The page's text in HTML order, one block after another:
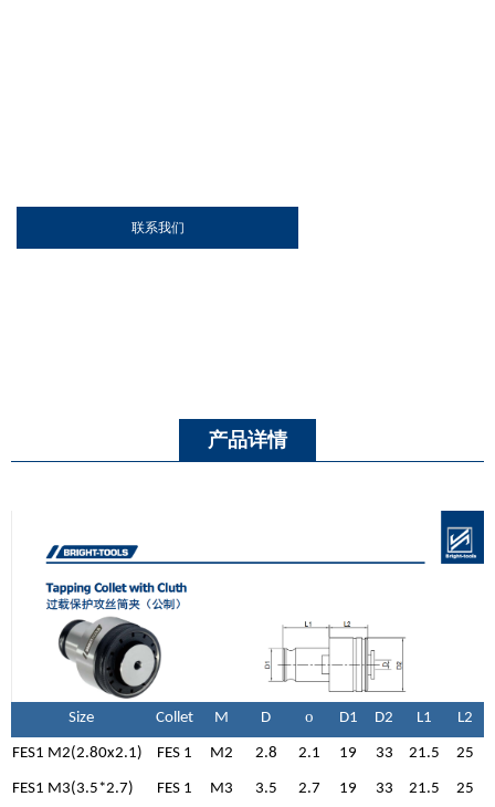
联系我们
产品详情
Size Collet M D o D1 D2 L1 L2
FES1 M2(2.80x2.1) FES 1 M2 2.8 2.1 19 33 21.5 25
FES1 M3(3.5*2.7) FES 1 M3 3.5 2.7 19 33 21.5 25